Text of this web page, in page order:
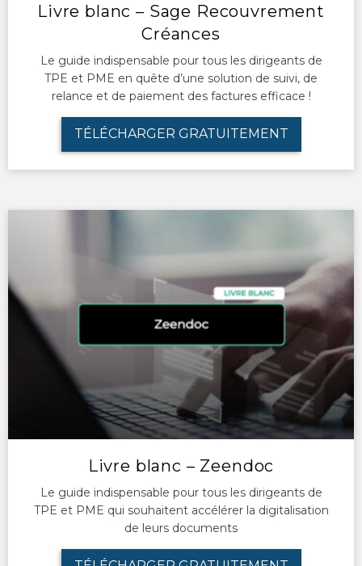
Livre blanc – Sage Recouvrement
Créances
Le guide indispensable pour tous les dirigeants de
TPE et PME en quête d’une solution de suivi, de
relance et de paiement des factures efficace !
TÉLÉCHARGER GRATUITEMENT
Livre blanc – Zeendoc
Le guide indispensable pour tous les dirigeants de
TPE et PME qui souhaitent accélérer la digitalisation
de leurs documents